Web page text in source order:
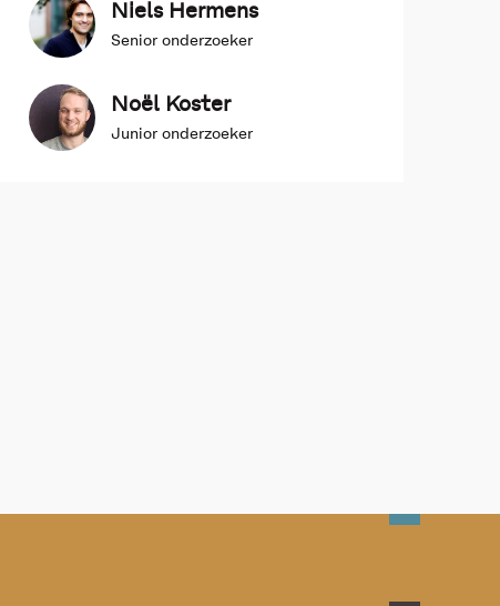
Niels Hermens
Senior onderzoeker
Noël Koster
Junior onderzoeker